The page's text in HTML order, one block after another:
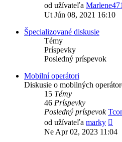
od užívateľa
Ut Jún 08, 2021 16:10
Špecializované diskusie
Témy
Príspevky
Posledný príspevok
Mobilní operátori
Diskusie o mobilných
15 Témy
46 Príspevky
Posledný príspevok
od užívateľa marky
Ne Apr 02, 2023 11:04